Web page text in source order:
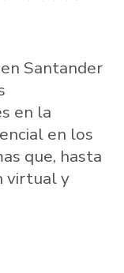
Santander
en la
en los
que, hasta
virtual y